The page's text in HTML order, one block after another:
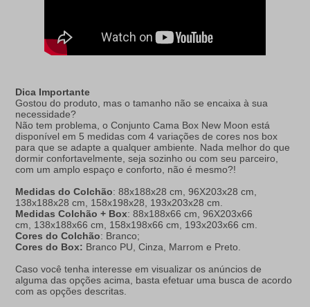
Dica Importante
Gostou do produto, mas o tamanho não se encaixa à sua
necessidade?
Não tem problema, o Conjunto Cama Box New Moon está
disponível em 5 medidas com 4 variações de cores nos box
para que se adapte a qualquer ambiente. Nada melhor do que
dormir confortavelmente, seja sozinho ou com seu parceiro,
com um amplo espaço e conforto, não é mesmo?!
Medidas do Colchão: 88x188x28 cm, 96X203x28 cm,
138x188x28 cm, 158x198x28, 193x203x28 cm.
Medidas Colchão + Box: 88x188x66 cm, 96X203x66
cm,
138x188x66 cm, 158x198x66 cm, 193x203x66 cm.
Cores do Colchão: Branco;
Cores do Box: Branco PU, Cinza, Marrom e Preto.
Caso você tenha interesse em visualizar os anúncios de
alguma das opções acima, basta efetuar uma busca de acordo
com as opções descritas.